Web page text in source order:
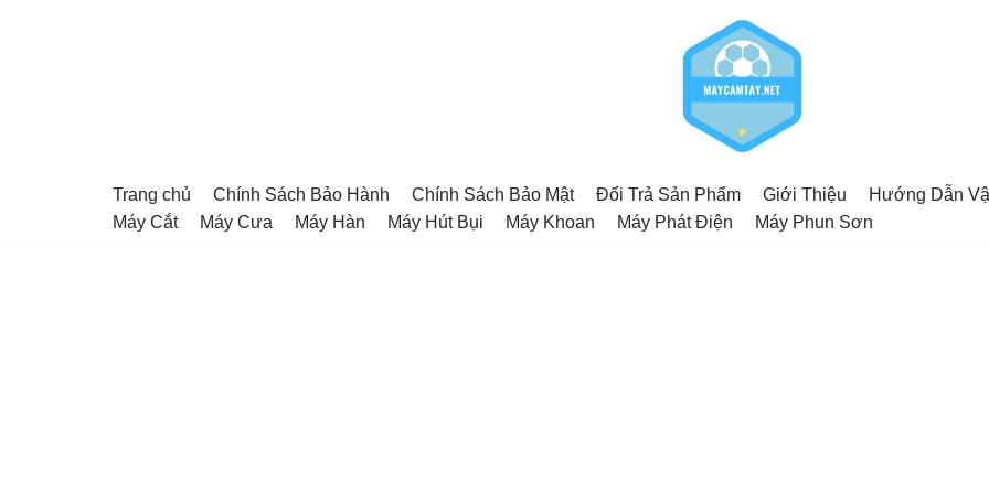
Trang chủ Chính Sách Bảo Hành Chính Sách Bảo Mật Đổi Trả Sản Phẩm Giới Thiệu Hướng Dẫn
Máy Cắt
Máy Cưa Máy Hàn Máy Hút Bụi Máy Khoan Máy Phát Điện Máy Phun Sơn